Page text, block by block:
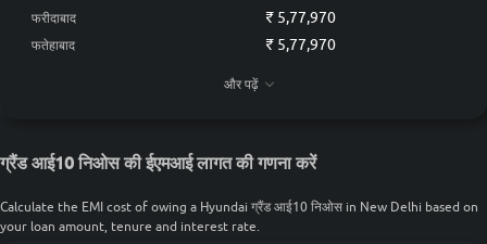
Petrol
फरीदाबाद ₹ 5,77,970
फतेहाबाद ₹ 5,77,970
और पढ़ें
ग्रैंड आई10 निओस की ईएमआई लागत की गणना करें
Calculate the EMI cost of owing a Hyundai ग्रैंड आई10 निओस in New Delhi based on
your loan amount, tenure and interest rate.